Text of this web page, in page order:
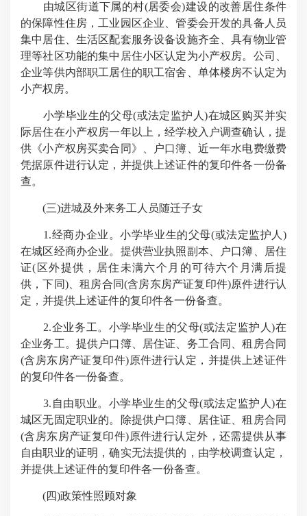
由城区街道下属的村(居委会)建设的改善居住条件
的保障性住房，工业园区企业、管委会开发的具备人员
集中居住、生活区配套服务设备设施齐全、具有物业管
理等社区功能的集中居住小区认定为小产权房。公司、
企业等供内部职工居住的职工宿舍、单体楼房不认定为
小产权房。
小学毕业生的父母(或法定监护人)在城区购买并实
际居住在小产权房一年以上，经学校入户调查确认，提
供《小产权房买卖合同》、户口簿、近一年水电费缴费
凭据原件进行认定，并提供上述证件的复印件各一份备
查。
(三)进城及外来务工人员随迁子女
1.经商办企业。小学毕业生的父母(或法定监护人)
在城区经商办企业。提供营业执照副本、户口簿、居住
证(区外提供，居住未满六个月的可待六个月满后提
供，下同)、租房合同(含房东房产证复印件)原件进行认
定，并提供上述证件的复印件各一份备查。
2.企业务工。小学毕业生的父母(或法定监护人)在
企业务工。提供户口簿、居住证、务工合同、租房合同
(含房东房产证复印件)原件进行认定，并提供上述证件
的复印件各一份备查。
3.自由职业。小学毕业生的父母(或法定监护人)在
城区无固定职业的。除提供户口簿、居住证、租房合同
(含房东房产证复印件)原件进行认定外，还需提供从事
自由职业的证明，确实无法提供的，由学校调查认定，
并提供上述证件的复印件各一份备查。
(四)政策性照顾对象